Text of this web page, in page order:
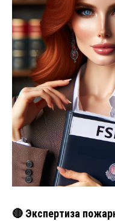
🔴 Экспертиза